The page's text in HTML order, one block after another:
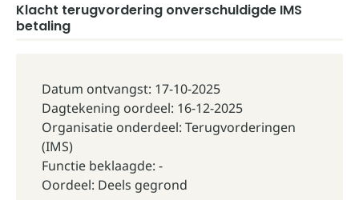
Klacht terugvordering onverschuldigde IMS
betaling
Datum ontvangst: 17-10-2025
Dagtekening oordeel: 16-12-2025
Organisatie onderdeel: Terugvorderingen
(IMS)
Functie beklaagde: -
Oordeel: Deels gegrond